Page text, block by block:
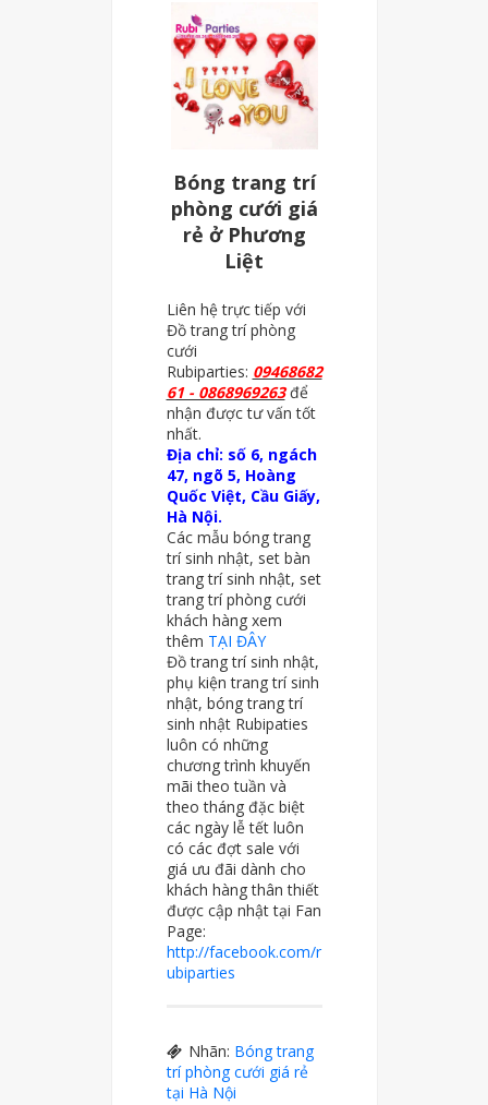
Bóng trang trí
phòng cưới giá
rẻ ở Phương
Liệt
Liên hệ trực tiếp với
Đồ trang trí phòng
cưới
Rubiparties: 09468682
61 - 0868969263để
nhận được tư vấn tốt
nhất.
Địa chỉ: số 6, ngách
47, ngõ 5, Hoàng
Quốc Việt, Cầu Giấy,
Hà Nội.
Các mẫu bóng trang
trí sinh nhật, set bàn
trang trí sinh nhật, set
trang trí phòng cưới
khách hàng xem
thêm TẠI ĐÂY
Đồ trang trí sinh nhật,
phụ kiện trang trí sinh
nhật, bóng trang trí
sinh nhật Rubipaties
luôn có những
chương trình khuyến
mãi theo tuần và
theo tháng đặc biệt
các ngày lễ tết luôn
có các đợt sale với
giá ưu đãi dành cho
khách hàng thân thiết
được cập nhật tại Fan
Page:
http://facebook.com/r
ubiparties
Nhãn: Bóng trang
trí phòng cưới giá rẻ
tại Hà Nội